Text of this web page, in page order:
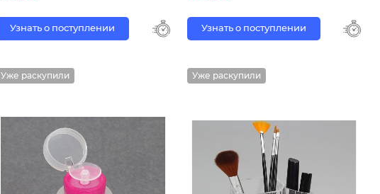
Узнать о поступлении Узнать о поступлении
Уже раскупили Уже раскупили